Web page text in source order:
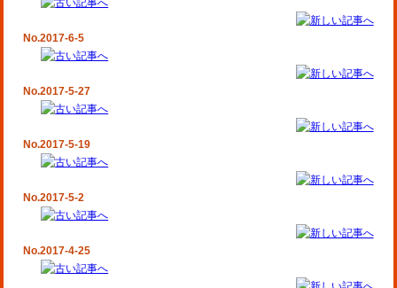
No.2017-6-5
No.2017-5-27
No.2017-5-19
No.2017-5-2
No.2017-4-25